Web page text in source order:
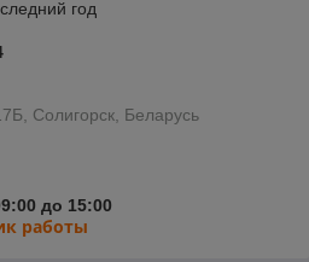
год
Солигорск, Беларусь
до 15:00
работы